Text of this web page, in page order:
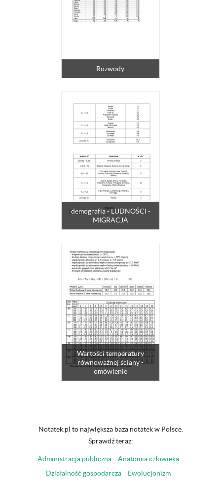
Rozwody.
demografia - LUDNOŚCI -
MIGRACJA
Wartości temperatury
równoważnej ściany -
omówienie
Notatek.pl to największa baza notatek w Polsce.
Sprawdź teraz:
Administracja publiczna
Anatomia człowieka
Działalność gospodarcza
Ewolucjonizm